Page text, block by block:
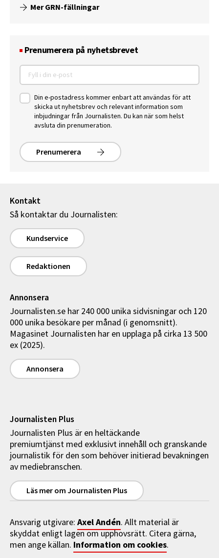
Mer GRN-fällningar
Prenumerera på nyhetsbrevet
Din e-postadress kommer enbart att användas för att
skicka ut nyhetsbrev och relevant information som
inbjudningar från Journalisten. Du kan när som helst
avsluta din prenumeration.
Prenumerera
Kontakt
Så kontaktar du Journalisten:
Kundservice
Redaktionen
Annonsera
Journalisten.se har 240 000 unika sidvisningar och 120
000 unika besökare per månad (i genomsnitt).
Magasinet Journalisten har en upplaga på cirka 13 500
ex (2025).
Annonsera
Journalisten Plus
Journalisten Plus är en heltäckande
premiumtjänst med exklusivt innehåll och granskande
journalistik för den som behöver initierad bevakningen
av mediebranschen.
Läs mer om Journalisten Plus
Ansvarig utgivare: Axel Andén. Allt material är
skyddat enligt lagen om upphovsrätt. Citera gärna,
men ange källan. Information om cookies.